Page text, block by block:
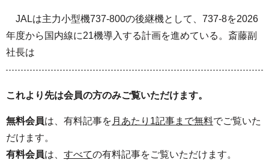
JALは主力小型機737-800の後継機として、737-8を2026
年度から国内線に21機導入する計画を進めている。斎藤副
社長は
これより先は会員の方のみご覧いただけます。
無料会員は、有料記事を 月あたり1記事まで無料でご覧いた
だけます。
有料会員は、 すべての有料記事をご覧いただけます。